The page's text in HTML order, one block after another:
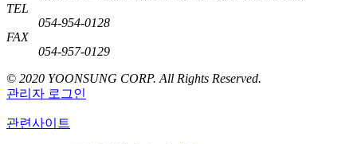
TEL
054-954-0128
FAX
054-957-0129
© 2020 YOONSUNG CORP. All Rights Reserved.
관리자 로그인
관련사이트